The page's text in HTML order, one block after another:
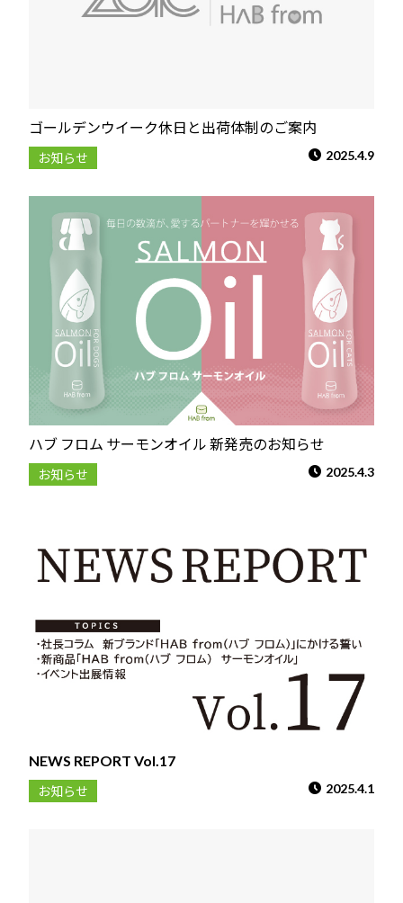
ゴールデンウイーク休日と出荷体制のご案内
お知らせ 2025.4.9
ハブ フロム サーモンオイル 新発売のお知らせ
お知らせ 2025.4.3
NEWS REPORT Vol.17
お知らせ 2025.4.1